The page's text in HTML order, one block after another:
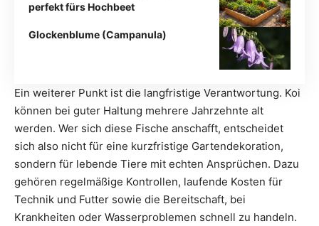
perfekt fürs Hochbeet
Glockenblume (Campanula)
Ein weiterer Punkt ist die langfristige Verantwortung. Koi
können bei guter Haltung mehrere Jahrzehnte alt
werden. Wer sich diese Fische anschafft, entscheidet
sich also nicht für eine kurzfristige Gartendekoration,
sondern für lebende Tiere mit echten Ansprüchen. Dazu
gehören regelmäßige Kontrollen, laufende Kosten für
Technik und Futter sowie die Bereitschaft, bei
Krankheiten oder Wasserproblemen schnell zu handeln.